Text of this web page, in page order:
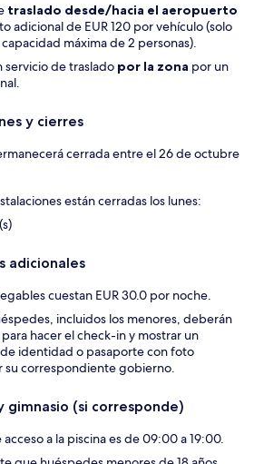
traslado desde/hacia el aeropuerto
adicional de EUR 120 por vehículo (solo
máxima de 2 personas).
servicio de traslado por la zona por un
y cierres
cerrada entre el 26 de octubre
están cerradas los lunes:
adicionales
cuestan EUR 30.0 por noche.
incluidos los menores, deberán
hacer el check-in y mostrar un
identidad o pasaporte con foto
su correspondiente gobierno.
gimnasio (si corresponde)
acceso a la piscina es de 09:00 a 19:00.